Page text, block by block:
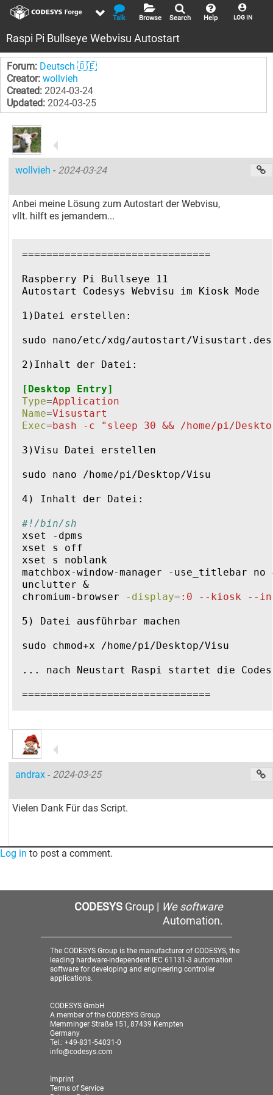
LOG IN
Help
Search
Browse
Talk
Raspi Pi Bullseye Webvisu Autostart
Forum: Deutsch 🇩🇪
Creator: wollvieh
Created: 2024-03-24
Updated: 2024-03-25
wollvieh- 2024-03-24
Anbei meine Lösung zum Autostart der Webvisu,
vllt. hilft es jemandem...
===============================
Raspberry Pi Bullseye 11
Autostart Codesys Webvisu im Kiosk Mode
1)Datei erstellen:
sudo nano/etc/xdg/autostart/
2)Inhalt der Datei:
[Desktop Entry]
Type=Application
Name=Visustart
Exec=bash -c "sleep 30 && /home/pi/
3)Visu Datei erstellen
sudo nano /home/pi/Desktop/Visu
4) Inhalt der Datei:
#!/bin/sh
xset -dpms
xset s off
xset s noblank
matchbox-window-manager -use_titlebar no
unclutter &
chromium-browser -display= :0 --kiosk --
5) Datei ausführbar machen
sudo chmod+x /home/pi/Desktop/Visu
... nach Neustart Raspi startet die
===============================
andrax- 2024-03-25
Vielen Dank Für das Script.
Log in to post a comment.
CODESYSGroup | We software
Automation.
The CODESYS Group is the manufacturer of CODESYS, the
leading hardware-independent IEC 61131-3 automation
software for developing and engineering controller
applications.
CODESYS GmbH
A member of the CODESYS Group
Memminger Straße 151, 87439 Kempten
Germany
Tel.: +49-831-54031-0
info@codesys.com
Imprint
Terms of Service